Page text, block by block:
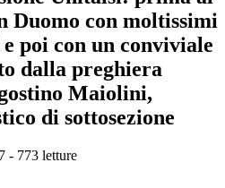
Duomo con moltissimi
poi con un conviviale
dalla preghiera
Maiolini,
di sottosezione
- 773 letture